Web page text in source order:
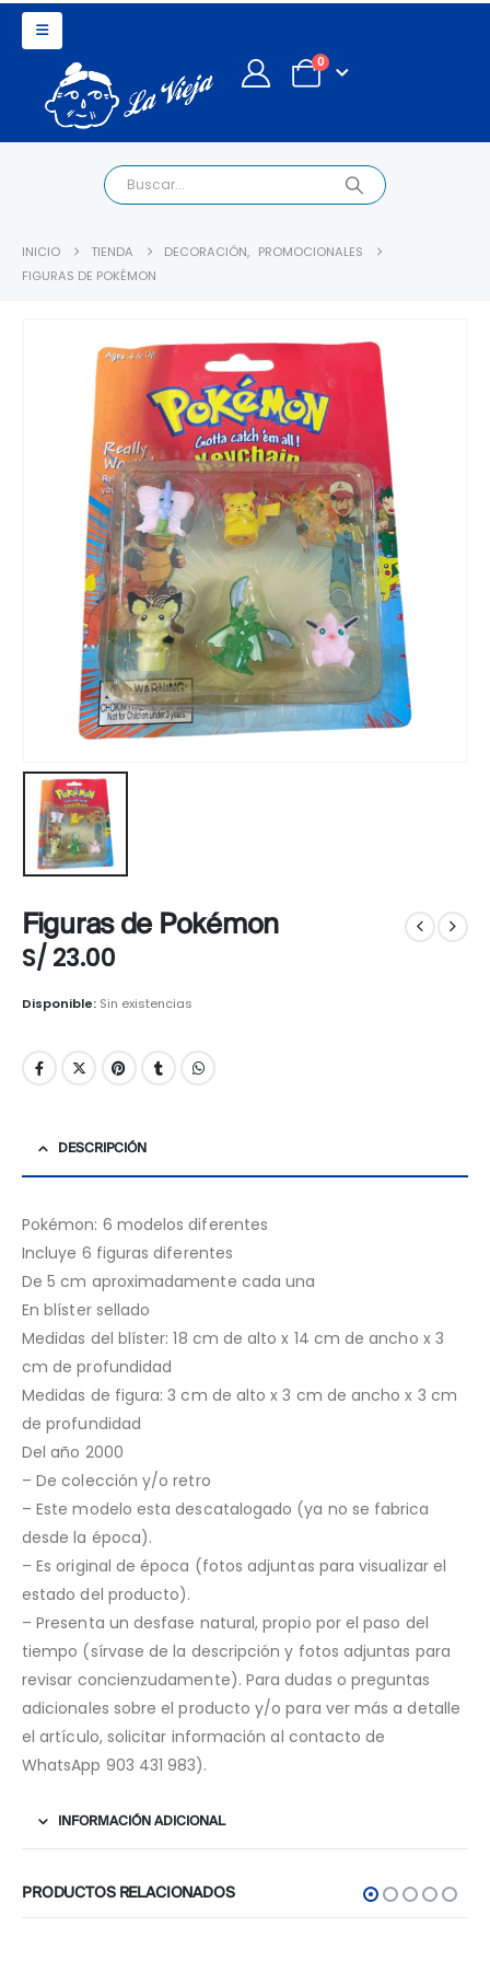
0
INICIO TIENDA DECORACIÓN, PROMOCIONALES
FIGURAS DE POKÉMON
Figuras de Pokémon
S/ 23.00
Disponible: Sin existencias
DESCRIPCIÓN
Pokémon: 6 modelos diferentes
Incluye 6 figuras diferentes
De 5 cm aproximadamente cada una
En blíster sellado
Medidas del blíster: 18 cm de alto x 14 cm de ancho x 3
cm de profundidad
Medidas de figura: 3 cm de alto x 3 cm de ancho x 3 cm
de profundidad
Del año 2000
– De colección y/o retro
– Este modelo esta descatalogado (ya no se fabrica
desde la época).
– Es original de época (fotos adjuntas para visualizar el
estado del producto).
– Presenta un desfase natural, propio por el paso del
tiempo (sírvase de la descripción y fotos adjuntas para
revisar concienzudamente). Para dudas o preguntas
adicionales sobre el producto y/o para ver más a detalle
el artículo, solicitar información al contacto de
WhatsApp 903 431 983).
INFORMACIÓN ADICIONAL
PRODUCTOS RELACIONADOS